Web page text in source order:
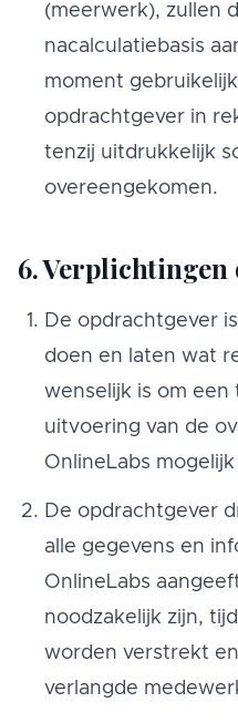
(meerwerk), zullen
nacalculatiebasis
moment
opdrachtgever in
tenzij uitdrukkelijk
overeengekomen.
6.
De opdrachtgever
doen en laten wat
wenselijk is om een
uitvoering van de
OnlineLabs
De opdrachtgever
alle gegevens en
OnlineLabs
noodzakelijk zijn,
worden verstrekt
verlangde